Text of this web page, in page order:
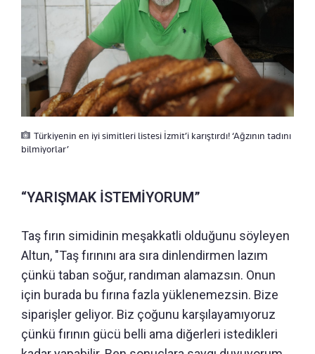
Türkiyenin en iyi simitleri listesi İzmit’i karıştırdı! ‘Ağzının tadını
bilmiyorlar’
“YARIŞMAK İSTEMİYORUM”
Taş fırın simidinin meşakkatli olduğunu söyleyen
Altun, "Taş fırınını ara sıra dinlendirmen lazım
çünkü taban soğur, randıman alamazsın. Onun
için burada bu fırına fazla yüklenemezsin. Bize
siparişler geliyor. Biz çoğunu karşılayamıyoruz
çünkü fırının gücü belli ama diğerleri istedikleri